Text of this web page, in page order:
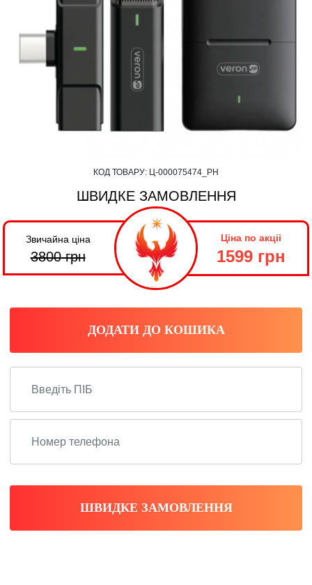
КОД ТОВАРУ: Ц-000075474_PH
ШВИДКЕ ЗАМОВЛЕННЯ
Звичайна ціна
3800грн
Ціна по акціі
1599 грн
ДОДАТИ ДО КОШИКА
ШВИДКЕ ЗАМОВЛЕННЯ